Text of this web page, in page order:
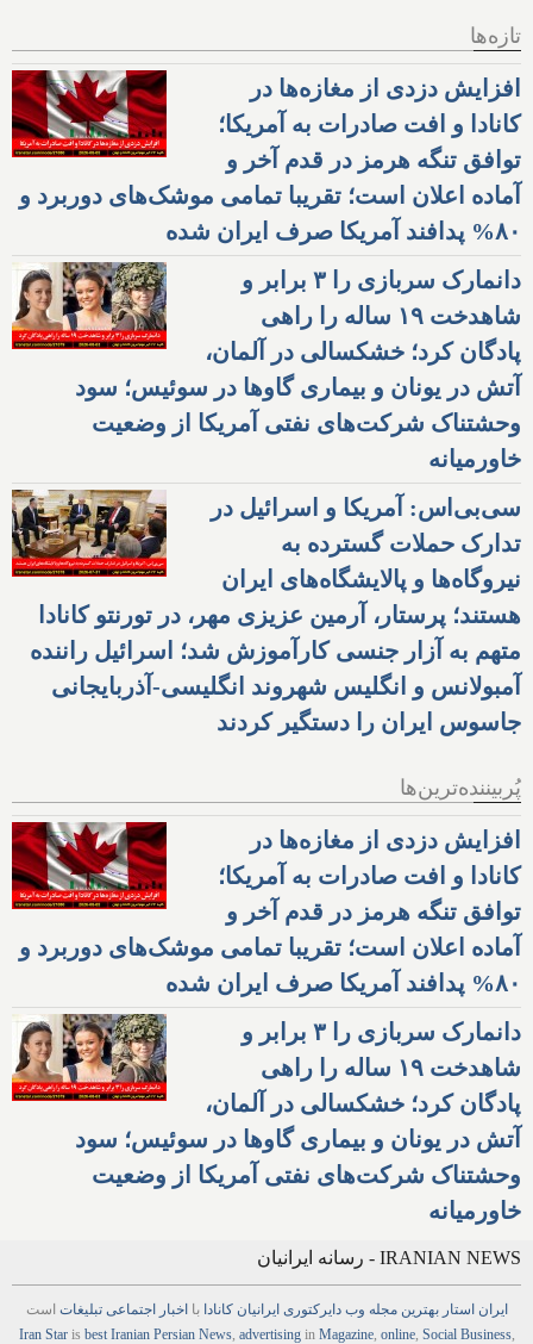
تازه‌ها
افزایش دزدی از مغازه‌ها در
کانادا و افت صادرات به آمریکا؛
توافق تنگه هرمز در قدم آخر و
آماده اعلان است؛ تقریبا تمامی موشک‌های دوربرد و
۸۰% پدافند آمریکا صرف ایران شده
دانمارک سربازی را ۳ برابر و
شاهدخت ۱۹ ساله را راهی
پادگان کرد؛ خشکسالی در آلمان،
آتش در یونان و بیماری گاوها در سوئیس؛ سود
وحشتناک شرکت‌های نفتی آمریکا از وضعیت
خاورمیانه
سی‌بی‌اس: آمریکا و اسرائیل در
تدارک حملات گسترده به
نیروگاه‌ها و پالایشگاه‌های ایران
هستند؛ پرستار، آرمین عزیزی مهر، در تورنتو کانادا
متهم به آزار جنسی کارآموزش شد؛ اسرائیل راننده
آمبولانس و انگلیس شهروند انگلیسی-آذربایجانی
جاسوس ایران را دستگیر کردند
پُربیننده‌ترین‌ها
افزایش دزدی از مغازه‌ها در
کانادا و افت صادرات به آمریکا؛
توافق تنگه هرمز در قدم آخر و
آماده اعلان است؛ تقریبا تمامی موشک‌های دوربرد و
۸۰% پدافند آمریکا صرف ایران شده
دانمارک سربازی را ۳ برابر و
شاهدخت ۱۹ ساله را راهی
پادگان کرد؛ خشکسالی در آلمان،
آتش در یونان و بیماری گاوها در سوئیس؛ سود
وحشتناک شرکت‌های نفتی آمریکا از وضعیت
خاورمیانه
IRANIAN NEWS - رسانه ایرانیان
ایران استار بهترین مجله وب دایرکتوری ایرانیان کانادا بااخبار اجتماعی تبلیغات است
Iran Staris best Iranian Persian News, advertisingin Magazine, online, Social Business,